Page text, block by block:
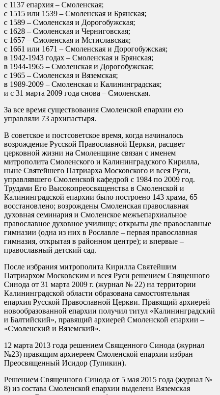
с 1137 епархия – Смоленская;
с 1515 или 1539 – Смоленская и Брянская;
с 1589 – Смоленская и Дорогобужская;
с 1628 – Смоленская и Черниговская;
с 1657 – Смоленская и Мстиславская;
с 1661 или 1671 – Смоленская и Дорогобужская;
в 1942-1943 годах – Смоленская и Брянская;
в 1944-1965 – Смоленская и Дорогобужская;
с 1965 – Смоленская и Вяземская;
в 1989-2009 – Смоленская и Калининградская;
и с 31 марта 2009 года снова – Смоленская.
За все время существования Смоленской епархии ею
управляли 73 архипастыря.
В советское и постсоветское время, когда начиналось
возрождение Русской Православной Церкви, расцвет
церковной жизни на Смоленщине связан с именем
митрополита Смоленского и Калининградского Кирилла,
ныне Святейшего Патриарха Московского и всея Руси,
управлявшего Смоленской кафедрой с 1984 по 2009 год.
Трудами Его Высокопреосвященства в Смоленской и
Калининградской епархии было построено 143 храма, 65
восстановлено; возрождены Смоленская православная
духовная семинария и Смоленское межъепархиальное
православное духовное училище; открыты две православные
гимназии (одна из них в Рославле – первая православная
гимназия, открытая в районном центре); и впервые –
православный детский сад.
После избрания митрополита Кирилла Святейшим
Патриархом Московским и всея Руси решением Священного
Синода от 31 марта 2009 г. (журнал № 22) на территории
Калининградской области образована самостоятельная
епархия Русской Православной Церкви. Правящий архиерей
новообразованной епархии получил титул «Калининградский
и Балтийский», правящий архиерей Смоленской епархии –
«Смоленский и Вяземский».
12 марта 2013 года решением Священного Синода (журнал
№23) правящим архиереем Смоленской епархии избран
Преосвященный Исидор (Тупикин).
Решением Священного Синода от 5 мая 2015 года (журнал №
8) из состава Смоленской епархии выделена Вяземская